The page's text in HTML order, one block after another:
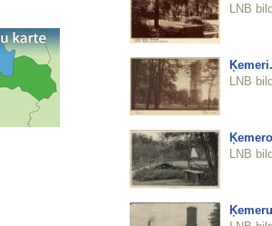
LNB
LNB
LNB